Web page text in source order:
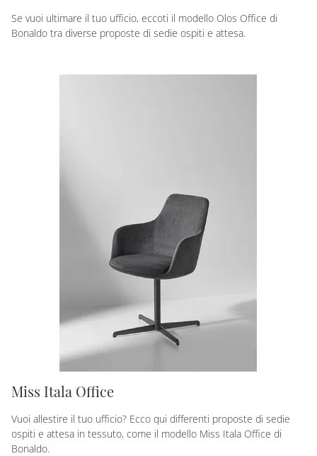
Se vuoi ultimare il tuo ufficio, eccoti il modello Olos Office di
Bonaldo tra diverse proposte di sedie ospiti e attesa.
Miss Itala Office
Vuoi allestire il tuo ufficio? Ecco qui differenti proposte di sedie
ospiti e attesa in tessuto, come il modello Miss Itala Office di
Bonaldo.